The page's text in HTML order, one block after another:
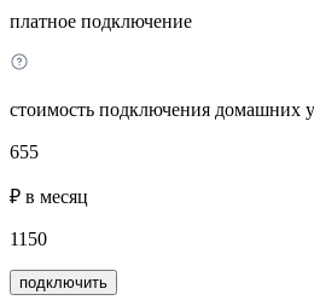
платное подключение
стоимость подключения домашних
655
₽ в месяц
1150
подключить